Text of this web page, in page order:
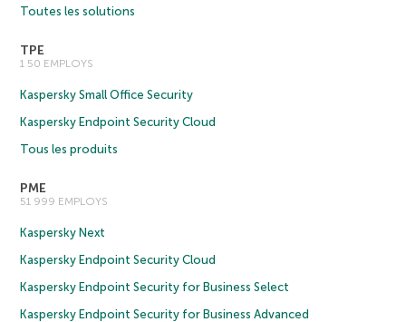
Toutes les solutions
TPE
1 50 EMPLOYS
Kaspersky Small Office Security
Kaspersky Endpoint Security Cloud
Tous les produits
PME
51 999 EMPLOYS
Kaspersky Next
Kaspersky Endpoint Security Cloud
Kaspersky Endpoint Security for Business Select
Kaspersky Endpoint Security for Business Advanced